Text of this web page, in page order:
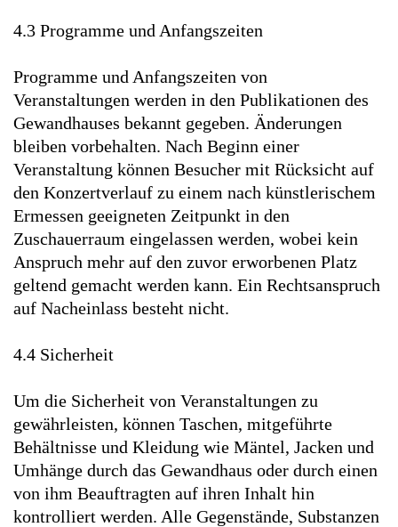
4.3 Programme und Anfangszeiten
Programme und Anfangszeiten von
Veranstaltungen werden in den Publikationen des
Gewandhauses bekannt gegeben. Änderungen
bleiben vorbehalten. Nach Beginn einer
Veranstaltung können Besucher mit Rücksicht auf
den Konzertverlauf zu einem nach künstlerischem
Ermessen geeigneten Zeitpunkt in den
Zuschauerraum eingelassen werden, wobei kein
Anspruch mehr auf den zuvor erworbenen Platz
geltend gemacht werden kann. Ein Rechtsanspruch
auf Nacheinlass besteht nicht.
4.4 Sicherheit
Um die Sicherheit von Veranstaltungen zu
gewährleisten, können Taschen, mitgeführte
Behältnisse und Kleidung wie Mäntel, Jacken und
Umhänge durch das Gewandhaus oder durch einen
von ihm Beauftragten auf ihren Inhalt hin
kontrolliert werden. Alle Gegenstände, Substanzen